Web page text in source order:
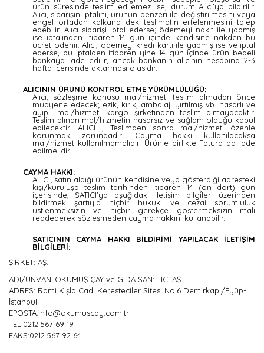
ürün süresinde teslim edilemez ise, durum Alıcı’ya bildirilir.
Alıcı, siparişin iptalini, ürünün benzeri ile değiştirilmesini veya
engel ortadan kalkana dek teslimatın ertelenmesini talep
edebilir. Alıcı siparişi iptal ederse; ödemeyi nakit ile yapmış
ise iptalinden itibaren 14 gün içinde kendisine nakden bu
ücret ödenir. Alıcı, ödemeyi kredi kartı ile yapmış ise ve iptal
ederse, bu iptalden itibaren yine 14 gün içinde ürün bedeli
bankaya iade edilir, ancak bankanın alıcının hesabına 2-3
hafta içerisinde aktarması olasıdır.
ALICININ ÜRÜNÜ KONTROL ETME YÜKÜMLÜLÜĞÜ:
Alıcı, sözleşme konusu mal/hizmeti teslim almadan önce
muayene edecek; ezik, kırık, ambalajı yırtılmış vb. hasarlı ve
ayıplı mal/hizmeti kargo şirketinden teslim almayacaktır.
Teslim alınan mal/hizmetin hasarsız ve sağlam olduğu kabul
edilecektir. ALICI , Teslimden sonra mal/hizmeti özenle
korunmak zorundadır. Cayma hakkı kullanılacaksa
mal/hizmet kullanılmamalıdır. Ürünle birlikte Fatura da iade
edilmelidir.
CAYMA HAKKI:
ALICI; satın aldığı ürünün kendisine veya gösterdiği adresteki
kişi/kuruluşa teslim tarihinden itibaren 14 (on dört) gün
içerisinde, SATICI’ya aşağıdaki iletişim bilgileri üzerinden
bildirmek şartıyla hiçbir hukuki ve cezai sorumluluk
üstlenmeksizin ve hiçbir gerekçe göstermeksizin malı
reddederek sözleşmeden cayma hakkını kullanabilir.
SATICININ CAYMA HAKKI BİLDİRİMİ YAPILACAK İLETİŞİM
BİLGİLERİ:
ŞİRKET: AŞ.
ADI/UNVANI:OKUMUŞ ÇAY ve GIDA SAN: TİC: AŞ.
ADRES: Rami Kışla Cad. Keresteciler Sitesi No:6 Demirkapı/Eyüp-
İstanbul
EPOSTA:info@okumuscay.com.tr
TEL:0212 567 69 19
FAKS:0212 567 92 64